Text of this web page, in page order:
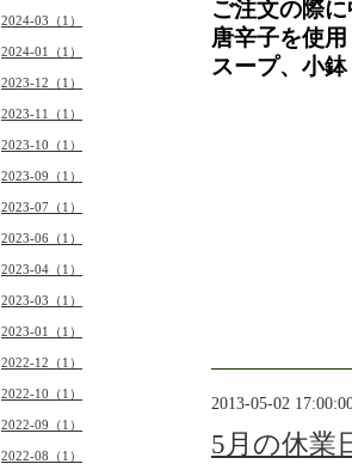
ご注文の際
唐辛子を使
スープ、小
2013-05-02
5月の休業
2024-03（1）
2024-01（1）
2023-12（1）
2023-11（1）
2023-10（1）
2023-09（1）
2023-07（1）
2023-06（1）
2023-04（1）
2023-03（1）
2023-01（1）
2022-12（1）
2022-10（1）
2022-09（1）
2022-08（1）